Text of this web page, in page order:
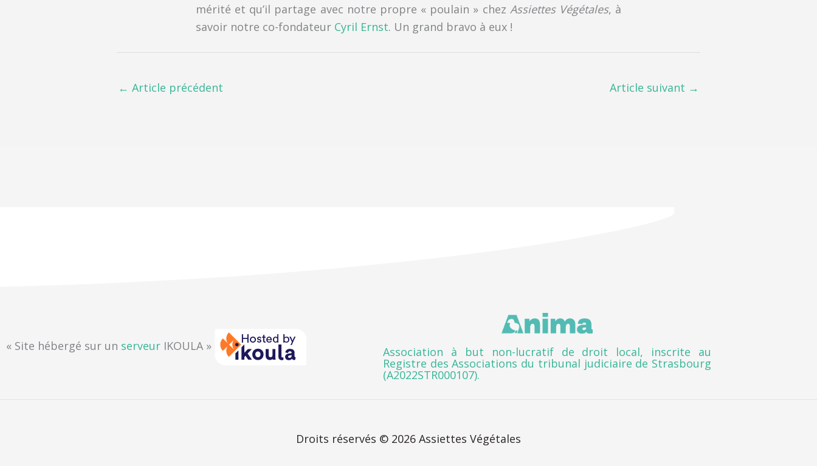
mérité et qu’il partage avec notre propre « poulain » chez Assiettes Végétales, à
savoir notre co-fondateur Cyril Ernst. Un grand bravo à eux !
← Article précédent Article suivant →
« Site hébergé sur un serveur IKOULA » Association à but non-lucratif de droit local, inscrite au
Registre des Associations du tribunal judiciaire de Strasbourg
(A2022STR000107).
Droits réservés © 2026 Assiettes Végétales